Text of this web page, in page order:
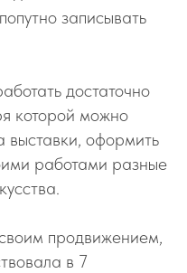
записывать
достаточно
которой можно
выставки, оформить
работами разные
продвижением,
в 7